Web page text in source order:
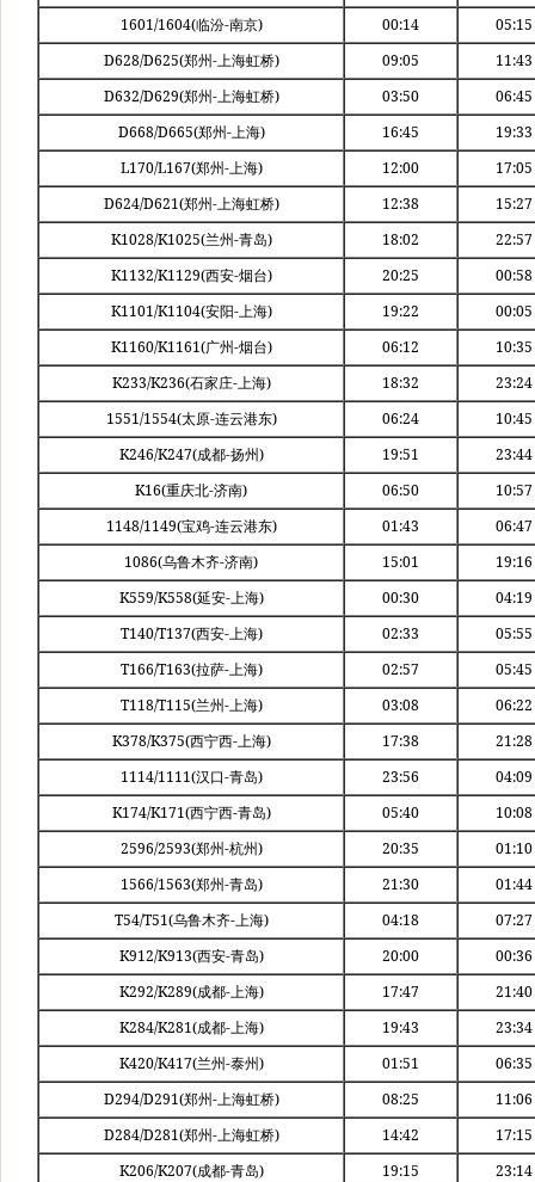
1601/1604(临汾-南京) 00:14
05:15
D628/D625(郑州-上海虹桥) 09:05
11:43
D632/D629(郑州-上海虹桥) 03:50
06:45
D668/D665(郑州-上海) 16:45
19:33
L170/L167(郑州-上海) 12:00
17:05
D624/D621(郑州-上海虹桥) 12:38
15:27
K1028/K1025(兰州-青岛) 18:02
22:57
K1132/K1129(西安-烟台) 20:25
00:58
K1101/K1104(安阳-上海) 19:22
00:05
K1160/K1161(广州-烟台) 06:12
10:35
K233/K236(石家庄-上海) 18:32
23:24
1551/1554(太原-连云港东) 06:24
10:45
K246/K247(成都-扬州) 19:51
23:44
K16(重庆北-济南) 06:50
10:57
1148/1149(宝鸡-连云港东) 01:43
06:47
1086(乌鲁木齐-济南) 15:01
19:16
K559/K558(延安-上海) 00:30
04:19
T140/T137(西安-上海) 02:33
05:55
T166/T163(拉萨-上海) 02:57
05:45
T118/T115(兰州-上海) 03:08
06:22
K378/K375(西宁西-上海) 17:38
21:28
1114/1111(汉口-青岛) 23:56
04:09
K174/K171(西宁西-青岛) 05:40
10:08
2596/2593(郑州-杭州) 20:35
01:10
1566/1563(郑州-青岛) 21:30
01:44
T54/T51(乌鲁木齐-上海) 04:18
07:27
K912/K913(西安-青岛) 20:00
00:36
K292/K289(成都-上海) 17:47
21:40
K284/K281(成都-上海) 19:43
23:34
K420/K417(兰州-泰州) 01:51
06:35
D294/D291(郑州-上海虹桥) 08:25
11:06
D284/D281(郑州-上海虹桥) 14:42
17:15
K206/K207(成都-青岛) 19:15
23:14